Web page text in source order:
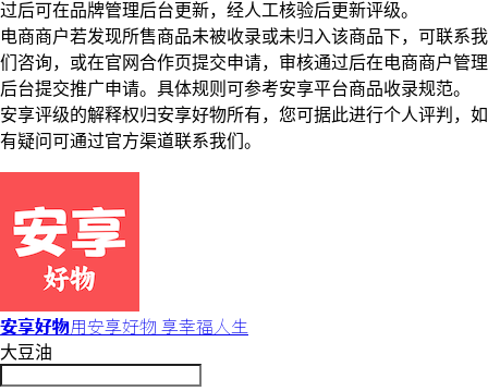
过后可在品牌管理后台更新，经人工核验后更新评级。
电商商户若发现所售商品未被收录或未归入该商品下，可联系我
们咨询，或在官网合作页提交申请，审核通过后在电商商户管理
后台提交推广申请。具体规则可参考安享平台商品收录规范。
安享评级的解释权归安享好物所有，您可据此进行个人评判，如
有疑问可通过官方渠道联系我们。
安享好物用安享好物 享幸福人生
大豆油